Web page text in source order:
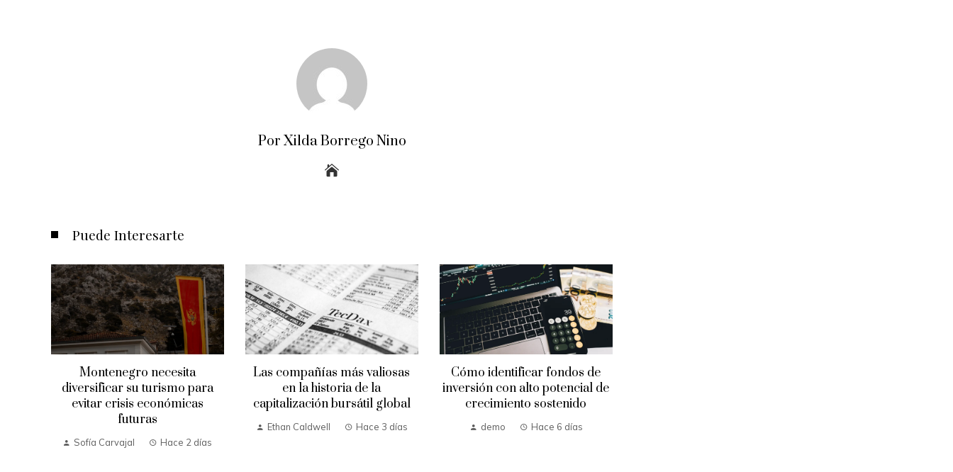
Por Xilda Borrego Nino
Puede Interesarte
Montenegro necesita
diversificar su turismo para
evitar crisis económicas
futuras
Sofía Carvajal Hace 2 días
Las compañías más valiosas
en la historia de la
capitalización bursátil global
Ethan Caldwell Hace 3 días
Cómo identificar fondos de
inversión con alto potencial de
crecimiento sostenido
demo Hace 6 días